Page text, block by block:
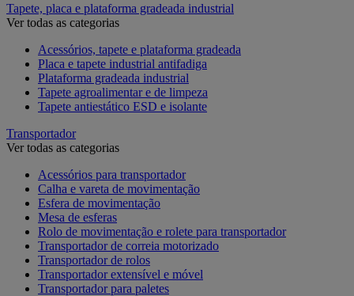
Tapete, placa e plataforma gradeada industrial
Ver todas as categorias
Acessórios, tapete e plataforma gradeada
Placa e tapete industrial antifadiga
Plataforma gradeada industrial
Tapete agroalimentar e de limpeza
Tapete antiestático ESD e isolante
Transportador
Ver todas as categorias
Acessórios para transportador
Calha e vareta de movimentação
Esfera de movimentação
Mesa de esferas
Rolo de movimentação e rolete para transportador
Transportador de correia motorizado
Transportador de rolos
Transportador extensível e móvel
Transportador para paletes